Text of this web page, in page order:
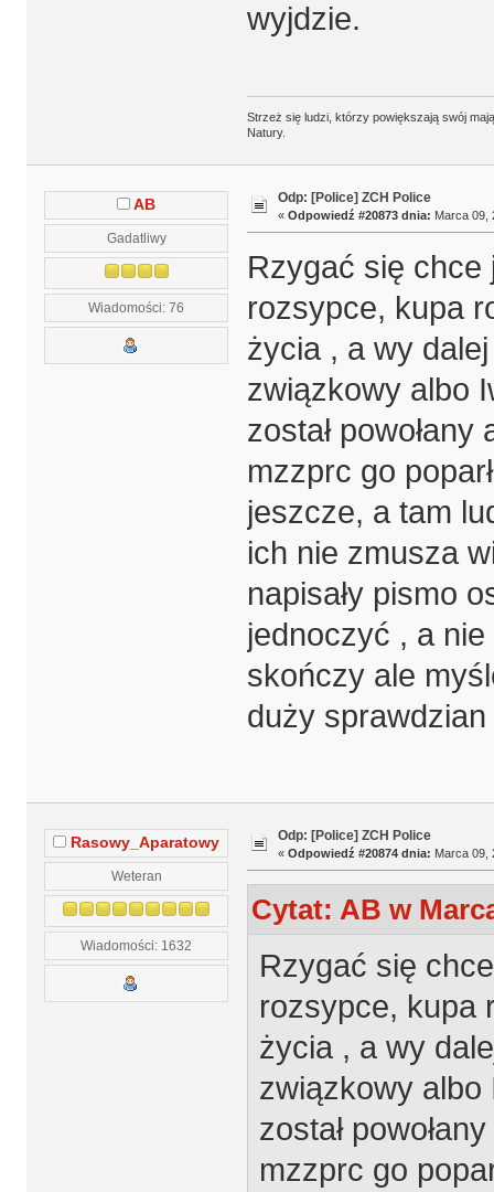
wyjdzie.
Strzeż się ludzi, którzy powiększają swój
Natury.
AB
Gadatliwy
Wiadomości: 76
Odp: [Police] ZCH Police
« Odpowiedź #20873 dnia: Marca 09,
Rzygać się chce
rozsypce, kupa
życia , a wy
związkowy albo
został
mzzprc go
jeszcze, a tam
ich nie zmusza
napisały pismo
jednoczyć , a
skończy ale
duży sprawdzian
Rasowy_Aparatowy
Weteran
Wiadomości: 1632
Odp: [Police] ZCH Police
« Odpowiedź #20874 dnia: Marca 09,
Cytat: AB w
Rzygać się
rozsypce, kupa
życia , a wy
związkowy albo
został
mzzprc go